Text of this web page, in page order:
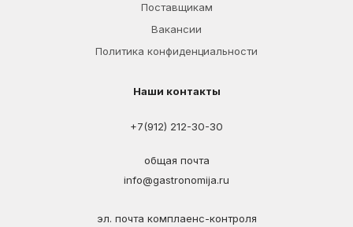
Поставщикам
Вакансии
Политика конфиденциальности
Наши контакты
+7(912) 212-30-30
общая почта
info@gastronomija.ru
эл. почта комплаенс-контроля